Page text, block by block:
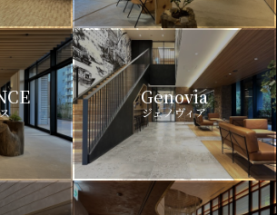
Genovia
ジェノヴィア